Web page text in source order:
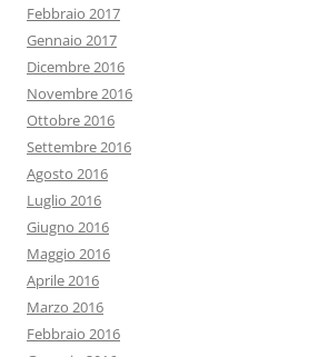
Febbraio 2017
Gennaio 2017
Dicembre 2016
Novembre 2016
Ottobre 2016
Settembre 2016
Agosto 2016
Luglio 2016
Giugno 2016
Maggio 2016
Aprile 2016
Marzo 2016
Febbraio 2016